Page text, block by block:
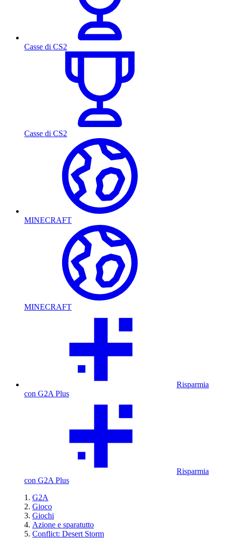
Casse di CS2
Casse di CS2
MINECRAFT
MINECRAFT
Risparmia
con G2A Plus
Risparmia
con G2A Plus
G2A
Gioco
Giochi
Azione e sparatutto
Conflict: Desert Storm